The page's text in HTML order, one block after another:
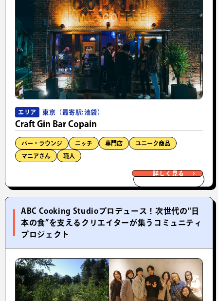
エリア 東京（最寄駅:池袋）
Craft Gin Bar Copain
バー・ラウンジ ニッチ 専門店 ユニーク商品
マニアさん 職人
詳しく見る
ABC Cooking Studioプロデュース！次世代の"日
本の食”を支えるクリエイターが集うコミュニティ
プロジェクト